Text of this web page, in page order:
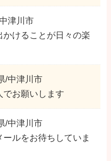
津川市
けることが日々の楽
/中津川市
でお願いします
/中津川市
ルをお待ちしていま